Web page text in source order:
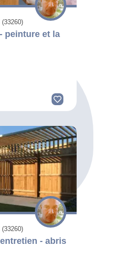
(33260)
peinture et la
(33260)
- abris